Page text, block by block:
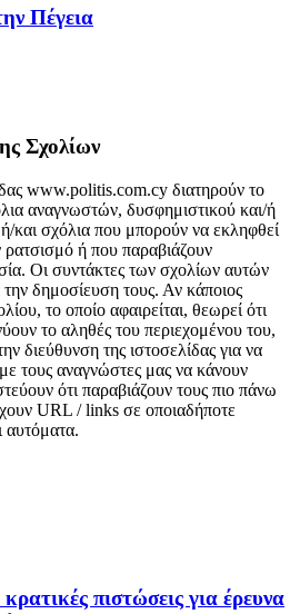
Πέγεια
Σχολίων
www.politis.com.cy διατηρούν το
αναγνωστών, δυσφημιστικού και/ή
και σχόλια που μπορούν να εκληφθεί
ρατσισμό ή που παραβιάζουν
Οι συντάκτες των σχολίων αυτών
δημοσίευση τους. Αν κάποιος
το οποίο αφαιρείται, θεωρεί ότι
το αληθές του περιεχομένου του,
διεύθυνση της ιστοσελίδας για να
τους αναγνώστες μας να κάνουν
ότι παραβιάζουν τους πιο πάνω
URL / links σε οποιαδήποτε
αυτόματα.
πιστώσεις για έρευνα